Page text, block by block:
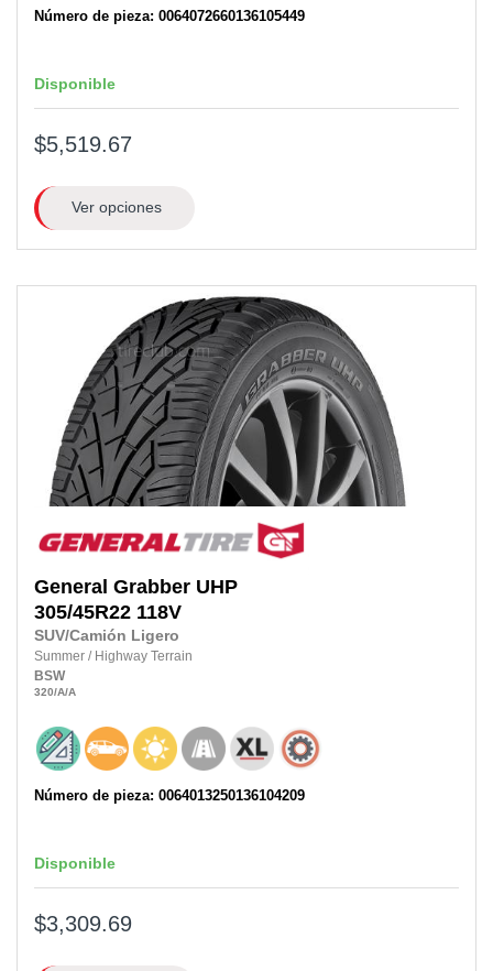
Número de pieza: 0064072660136105449
Disponible
$5,519.67
Ver opciones
General Grabber UHP
305/45R22 118V
SUV/Camión Ligero
Summer / Highway Terrain
BSW
320/A/A
Número de pieza: 0064013250136104209
Disponible
$3,309.69